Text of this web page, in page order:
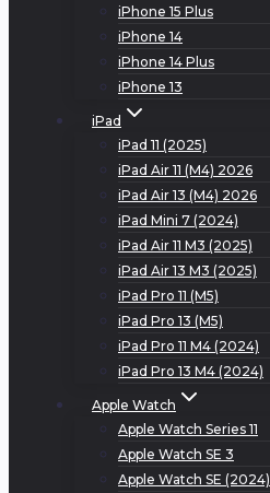
iPhone 15 Plus
iPhone 14
iPhone 14 Plus
iPhone 13
iPad
iPad 11 (2025)
iPad Air 11 (M4) 2026
iPad Air 13 (M4) 2026
iPad Mini 7 (2024)
iPad Air 11 M3 (2025)
iPad Air 13 M3 (2025)
iPad Pro 11 (M5)
iPad Pro 13 (M5)
iPad Pro 11 M4 (2024)
iPad Pro 13 M4 (2024)
Apple Watch
Apple Watch Series 11
Apple Watch SE 3
Apple Watch SE (2024)